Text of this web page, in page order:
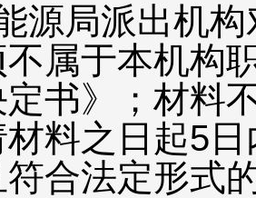
源局派出机
属于本机构
书》；材料
料之日起5
合法定形式